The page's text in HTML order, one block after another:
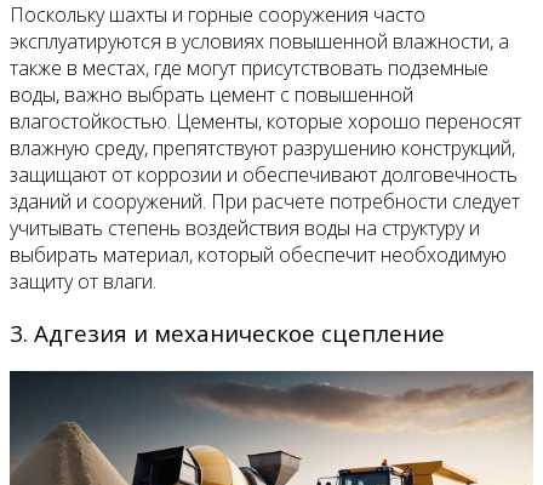
Поскольку шахты и горные сооружения часто
эксплуатируются в условиях повышенной влажности, а
также в местах, где могут присутствовать подземные
воды, важно выбрать цемент с повышенной
влагостойкостью. Цементы, которые хорошо переносят
влажную среду, препятствуют разрушению конструкций,
защищают от коррозии и обеспечивают долговечность
зданий и сооружений. При расчете потребности следует
учитывать степень воздействия воды на структуру и
выбирать материал, который обеспечит необходимую
защиту от влаги.
3. Адгезия и механическое сцепление